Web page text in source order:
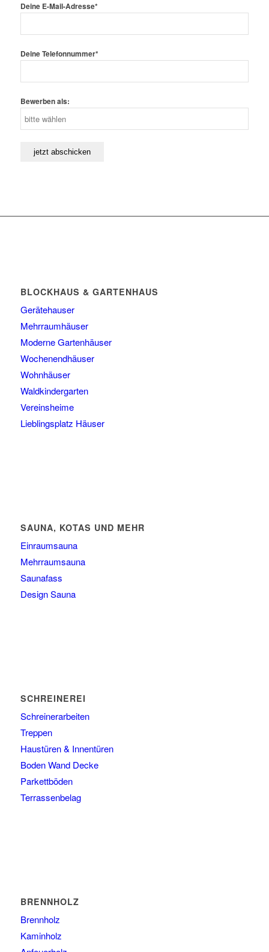
Deine E-Mail-Adresse*
Deine Telefonnummer*
Bewerben als:
BLOCKHAUS & GARTENHAUS
Gerätehauser
Mehrraumhäuser
Moderne Gartenhäuser
Wochenendhäuser
Wohnhäuser
Waldkindergarten
Vereinsheime
Lieblingsplatz Häuser
SAUNA, KOTAS UND MEHR
Einraumsauna
Mehrraumsauna
Saunafass
Design Sauna
SCHREINEREI
Schreinerarbeiten
Treppen
Haustüren & Innentüren
Boden Wand Decke
Parkettböden
Terrassenbelag
BRENNHOLZ
Brennholz
Kaminholz